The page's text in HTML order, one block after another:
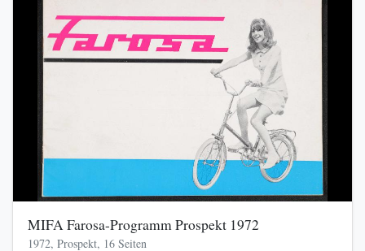
MIFA Farosa-Programm Prospekt 1972
1972, Prospekt, 16 Seiten